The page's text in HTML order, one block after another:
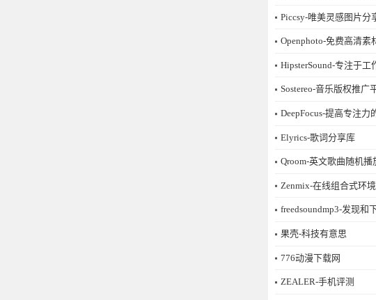
Piccsy-唯美灵感图片分
Openphoto-免费高清素
HipsterSound-专注于工
Sostereo-音乐版权推广
DeepFocus-提高专注力
Elyrics-歌词分享库
Qroom-英文歌曲随机播
Zenmix-在线组合式环
freedsoundmp3-发现和
果壳-科技有意思
776动漫下载网
ZEALER-手机评测